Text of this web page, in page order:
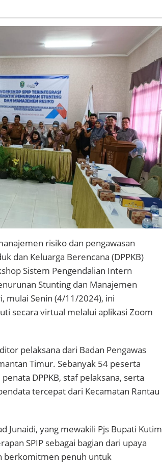
risiko dan pengawasan
dan Keluarga Berencana (DPPKB)
Sistem Pengendalian Intern
Stunting dan Manajemen
mulai Senin (4/11/2024), ini
secara virtual melalui aplikasi Zoom
pelaksana dari Badan Pengawas
Timur. Sebanyak 54 peserta
DPPKB, staf pelaksana, serta
tercepat dari Kecamatan Rantau
Junaidi, yang mewakili Pjs Bupati Kutim
SPIP sebagai bagian dari upaya
berkomitmen penuh untuk